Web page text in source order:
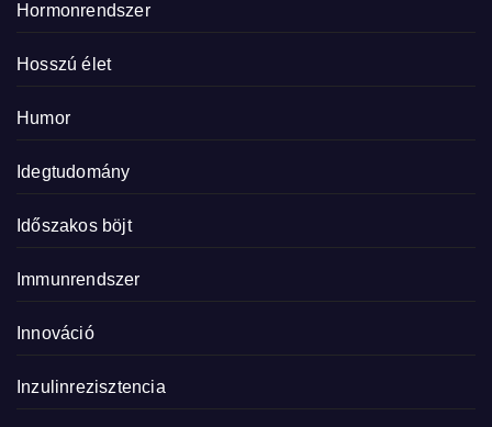
Hormonrendszer
Hosszú élet
Humor
Idegtudomány
Időszakos böjt
Immunrendszer
Innováció
Inzulinrezisztencia